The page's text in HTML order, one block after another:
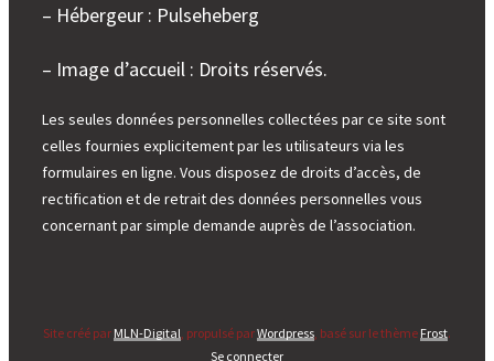
– Hébergeur : Pulseheberg
– Image d’accueil : Droits réservés.
Les seules données personnelles collectées par ce site sont
celles fournies explicitement par les utilisateurs via les
formulaires en ligne. Vous disposez de droits d’accès, de
rectification et de retrait des données personnelles vous
concernant par simple demande auprès de l’association.
Site créé par MLN-Digital , propulsé parWordpress , basé sur le thème Frost.
Se connecter